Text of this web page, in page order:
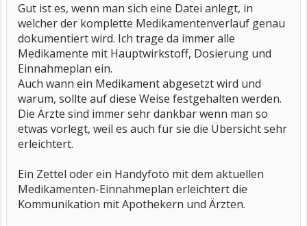
Gut ist es, wenn man sich eine Datei anlegt, in
welcher der komplette Medikamentenverlauf genau
dokumentiert wird. Ich trage da immer alle
Medikamente mit Hauptwirkstoff, Dosierung und
Einnahmeplan ein.
Auch wann ein Medikament abgesetzt wird und
warum, sollte auf diese Weise festgehalten werden.
Die Ärzte sind immer sehr dankbar wenn man so
etwas vorlegt, weil es auch für sie die Übersicht sehr
erleichtert.
Ein Zettel oder ein Handyfoto mit dem aktuellen
Medikamenten-Einnahmeplan erleichtert die
Kommunikation mit Apothekern und Ärzten.